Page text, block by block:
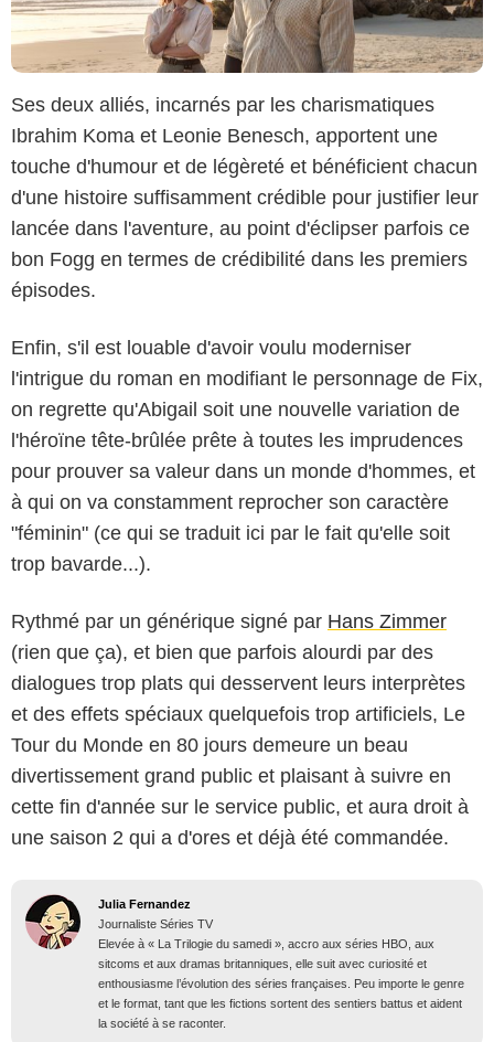
Ses deux alliés, incarnés par les charismatiques
Ibrahim Koma et Leonie Benesch, apportent une
touche d'humour et de légèreté et bénéficient chacun
d'une histoire suffisamment crédible pour justifier leur
lancée dans l'aventure, au point d'éclipser parfois ce
bon Fogg en termes de crédibilité dans les premiers
épisodes.
Enfin, s'il est louable d'avoir voulu moderniser
l'intrigue du roman en modifiant le personnage de Fix,
on regrette qu'Abigail soit une nouvelle variation de
l'héroïne tête-brûlée prête à toutes les imprudences
pour prouver sa valeur dans un monde d'hommes, et
à qui on va constamment reprocher son caractère
"féminin" (ce qui se traduit ici par le fait qu'elle soit
trop bavarde...).
Rythmé par un générique signé par Hans Zimmer
(rien que ça), et bien que parfois alourdi par des
dialogues trop plats qui desservent leurs interprètes
et des effets spéciaux quelquefois trop artificiels, Le
Tour du Monde en 80 jours demeure un beau
divertissement grand public et plaisant à suivre en
cette fin d'année sur le service public, et aura droit à
une saison 2 qui a d'ores et déjà été commandée.
Julia Fernandez
Journaliste Séries TV
Elevée à « La Trilogie du samedi », accro aux séries HBO, aux
sitcoms et aux dramas britanniques, elle suit avec curiosité et
enthousiasme l’évolution des séries françaises. Peu importe le genre
et le format, tant que les fictions sortent des sentiers battus et aident
la société à se raconter.